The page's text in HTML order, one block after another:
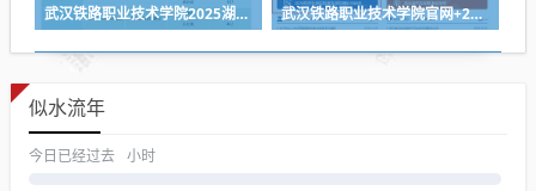
武汉铁路职业技术学院2025湖北省各专业组投档线 武汉铁路职业技术学院官网+2026招生录取结果查询入口
似水流年
今日已经过去 小时